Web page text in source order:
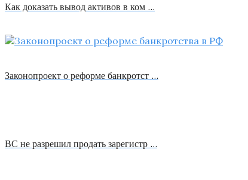
Как доказать вывод активов в ком …
Законопроект о реформе банкротст …
ВС не разрешил продать зарегистр …